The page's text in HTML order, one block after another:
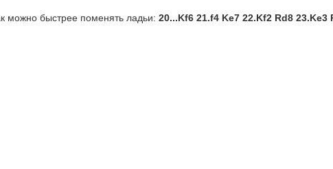
можно быстрее поменять ладьи: 20...Kf6 21.f4 Ke7 22.Kf2 Rd8 23.Ke3